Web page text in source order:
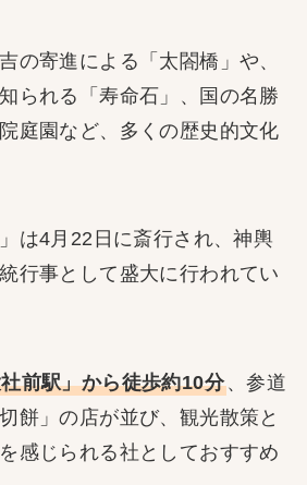
の寄進による「太閤橋」や、
られる「寿命石」、国の名勝
庭園など、多くの歴史的文化
は4月22日に斎行され、神輿
行事として盛大に行われてい
前駅」から徒歩約10分、参道
餅」の店が並び、観光散策と
感じられる社としておすすめ